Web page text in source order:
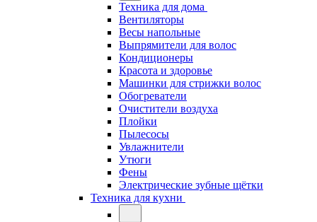
Техника для дома
Вентиляторы
Весы напольные
Выпрямители для волос
Кондиционеры
Красота и здоровье
Машинки для стрижки волос
Обогреватели
Очистители воздуха
Плойки
Пылесосы
Увлажнители
Утюги
Фены
Электрические зубные щётки
Техника для кухни